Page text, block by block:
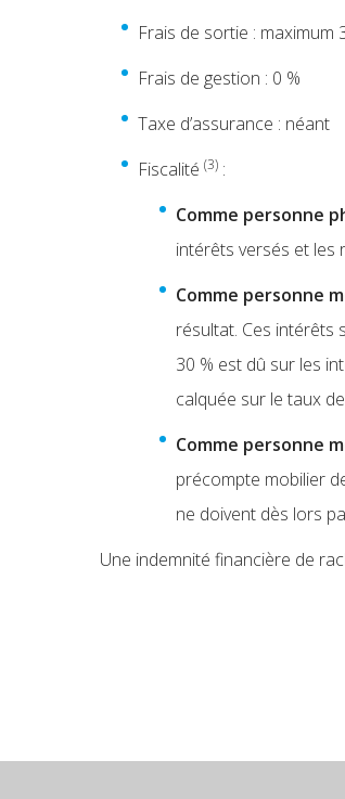
Frais de sortie : maximum
Frais de gestion : 0 %
Taxe d’assurance : néant
Fiscalité (3) :
Comme personne
intérêts versés et les
Comme personne
résultat. Ces intérêts
30 % est dû sur les
calquée sur le taux
Comme personne
précompte mobilier
ne doivent dès lors
Une indemnité financière de